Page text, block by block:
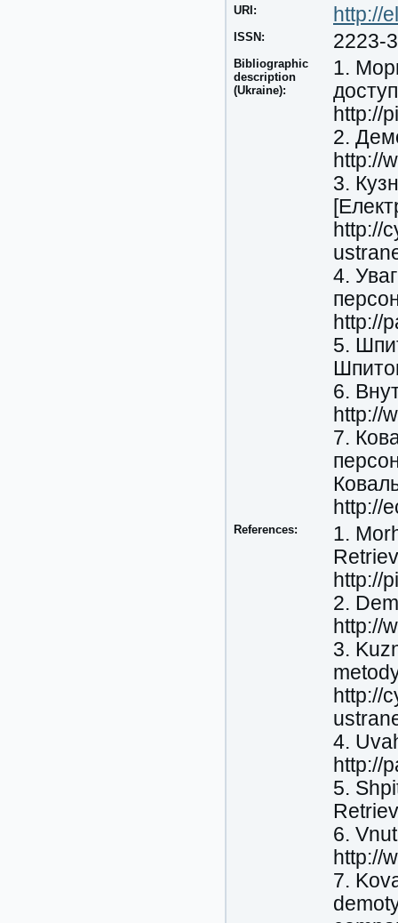
URI: http://
ISSN: 2223-
Bibliographic
description
(Ukraine):
1.
http://
2.
http://
3.
http://
4.
http://
5.
6.
http://
7.
http://
References:
1.
http://
2.
http://
3.
http://
4.
http://
5.
6.
http://
7.